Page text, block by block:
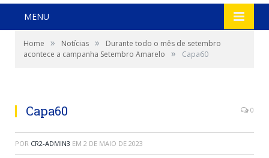
MENU
Home » Notícias »
Durante todo o mês de setembro
acontece a campanha Setembro Amarelo
» Capa60
Capa60 0
POR CR2-ADMIN3 EM 2 DE MAIO DE 2023